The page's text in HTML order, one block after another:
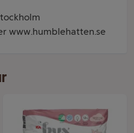
www.humblehatten.se